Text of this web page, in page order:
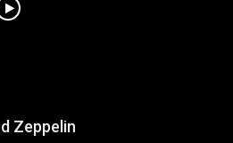
Zeppelin